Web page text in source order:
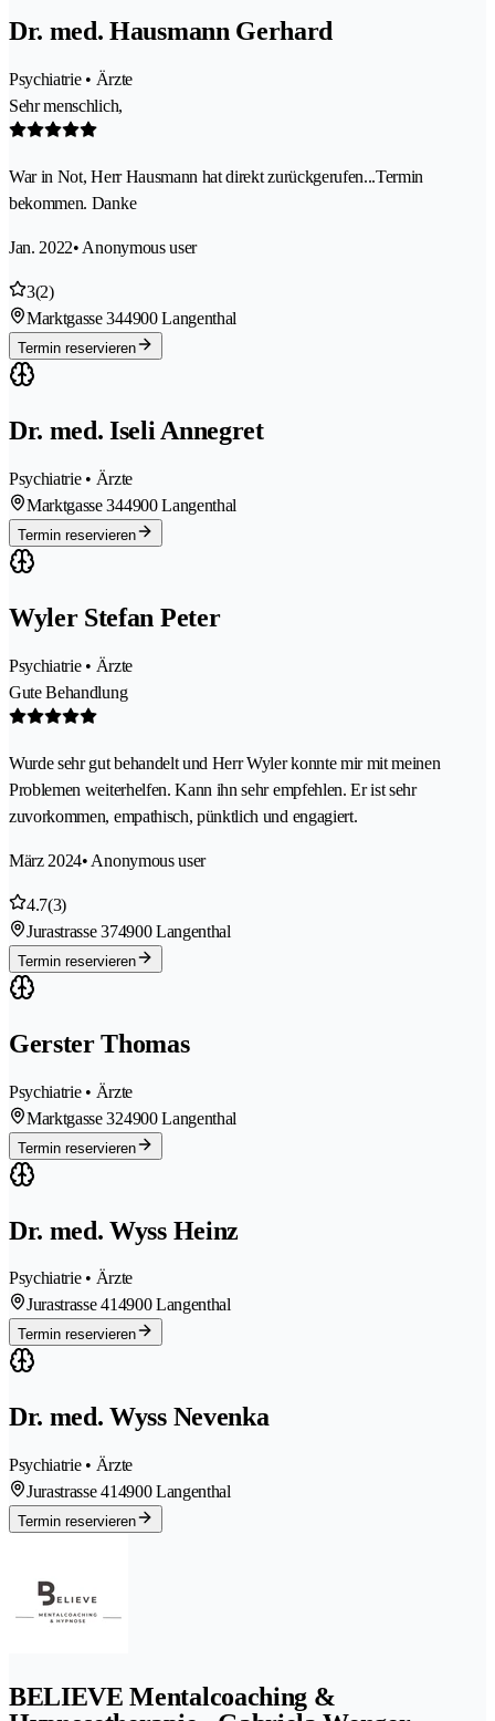
Dr. med. Hausmann Gerhard
Psychiatrie • Ärzte
Sehr menschlich,
War in Not, Herr Hausmann hat direkt zurückgerufen...Termin
bekommen. Danke
Jan. 2022• Anonymous user
3(2)
Marktgasse 344900 Langenthal
Termin reservieren
Dr. med. Iseli Annegret
Psychiatrie • Ärzte
Marktgasse 344900 Langenthal
Termin reservieren
Wyler Stefan Peter
Psychiatrie • Ärzte
Gute Behandlung
Wurde sehr gut behandelt und Herr Wyler konnte mir mit meinen
Problemen weiterhelfen. Kann ihn sehr empfehlen. Er ist sehr
zuvorkommen, empathisch, pünktlich und engagiert.
März 2024• Anonymous user
4.7(3)
Jurastrasse 374900 Langenthal
Termin reservieren
Gerster Thomas
Psychiatrie • Ärzte
Marktgasse 324900 Langenthal
Termin reservieren
Dr. med. Wyss Heinz
Psychiatrie • Ärzte
Jurastrasse 414900 Langenthal
Termin reservieren
Dr. med. Wyss Nevenka
Psychiatrie • Ärzte
Jurastrasse 414900 Langenthal
Termin reservieren
BELIEVE Mentalcoaching &